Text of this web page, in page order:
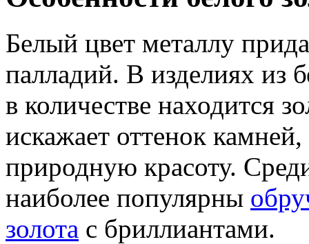
Белый цвет металлу
палладий. В изделиях из
в количестве находится
искажает оттенок
природную красоту.
наиболее популярны
золота с бриллиантами.